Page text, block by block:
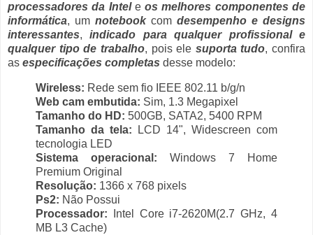
processadores da Inteleos melhores componentes de
informática, um notebookcom desempenho e designs
interessantes, indicado para qualquer profissional e
qualquer tipo de trabalho, pois ele suporta tudo, confira
as especificações completas desse modelo:
Wireless: Rede sem fio IEEE 802.11 b/g/n
Web cam embutida: Sim, 1.3 Megapixel
Tamanho do HD: 500GB, SATA2, 5400 RPM
Tamanho da tela: LCD 14", Widescreen com
tecnologia LED
Sistema operacional: Windows 7 Home
Premium Original
Resolução: 1366 x 768 pixels
Ps2: Não Possui
Processador:
Intel Core i7-2620M(2.7 GHz, 4
MB L3 Cache)